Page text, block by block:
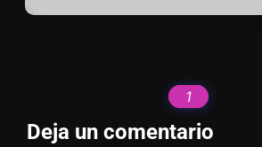
1
Deja un comentario